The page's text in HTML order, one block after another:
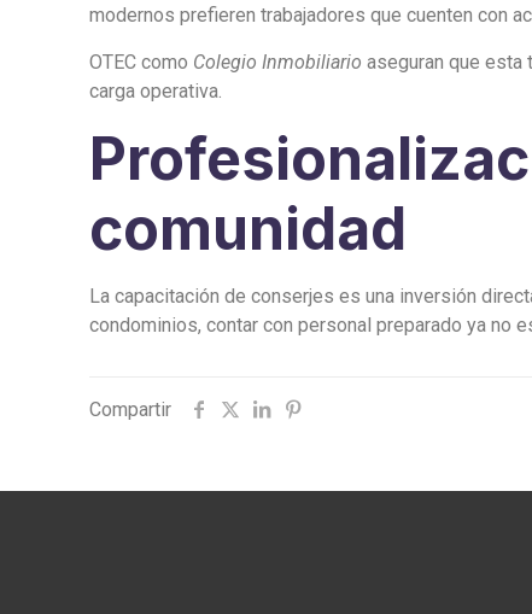
modernos prefieren trabajadores que cuenten con
OTEC como Colegio Inmobiliario aseguran que esta
carga operativa.
comunidad
La capacitación de conserjes es una inversión
condominios, contar con personal preparado ya no
Compartir